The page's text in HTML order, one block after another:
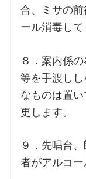
合、ミサの
ール消毒して
８．案内係
等を手渡し
なものは置
更します。
９．先唱台
者がアルコー